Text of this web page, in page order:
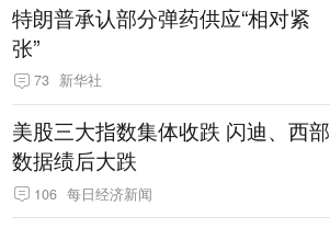
特朗普承认部分弹药供应“相对紧
张”
73 新华社
美股三大指数集体收跌 闪迪、西部
数据绩后大跌
106 每日经济新闻